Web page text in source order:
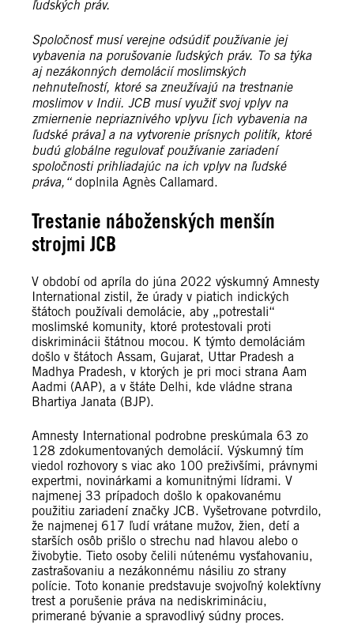
ľudských práv.
Spoločnosť musí verejne odsúdiť používanie jej
vybavenia na porušovanie ľudských práv. To sa týka
aj nezákonných demolácií moslimských
nehnuteľností, ktoré sa zneužívajú na trestnanie
moslimov v Indii. JCB musí využiť svoj vplyv na
zmiernenie nepriaznivého vplyvu [ich vybavenia na
ľudské práva] a na vytvorenie prísnych politík, ktoré
budú globálne regulovať používanie zariadení
spoločnosti prihliadajúc na ich vplyv na ľudské
práva,“doplnila Agnès Callamard.
Trestanie náboženských menšín
strojmi JCB
V období od apríla do júna 2022 výskumný Amnesty
International zistil, že úrady v piatich indických
štátoch používali demolácie, aby „potrestali“
moslimské komunity, ktoré protestovali proti
diskriminácii štátnou mocou. K týmto demoláciám
došlo v štátoch Assam, Gujarat, Uttar Pradesh a
Madhya Pradesh, v ktorých je pri moci strana Aam
Aadmi (AAP), a v štáte Delhi, kde vládne strana
Bhartiya Janata (BJP).
Amnesty International podrobne preskúmala 63 zo
128 zdokumentovaných demolácií. Výskumný tím
viedol rozhovory s viac ako 100 preživšími, právnymi
expertmi, novinárkami a komunitnými lídrami. V
najmenej 33 prípadoch došlo k opakovanému
použitiu zariadení značky JCB. Vyšetrovane potvrdilo,
že najmenej 617 ľudí vrátane mužov, žien, detí a
starších osôb prišlo o strechu nad hlavou alebo o
živobytie. Tieto osoby čelili nútenému vysťahovaniu,
zastrašovaniu a nezákonnému násiliu zo strany
polície. Toto konanie predstavuje svojvoľný kolektívny
trest a porušenie práva na nediskrimináciu,
primerané bývanie a spravodlivý súdny proces.